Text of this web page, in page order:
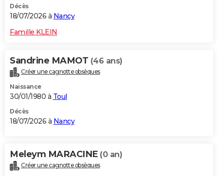
Décès
18/07/2026 à Nancy
Famille KLEIN
Sandrine MAMOT (46 ans)
Créer une cagnotte obsèques
Naissance
30/01/1980 à Toul
Décès
18/07/2026 à Nancy
Meleym MARACINE (0 an)
Créer une cagnotte obsèques